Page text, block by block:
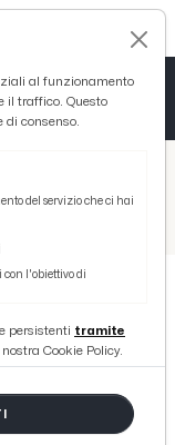
grazie a De Marco
al funzionamento
il traffico. Questo
di consenso.
del servizio che ci hai
l'obiettivo di
persistenti tramite
Cookie Policy.